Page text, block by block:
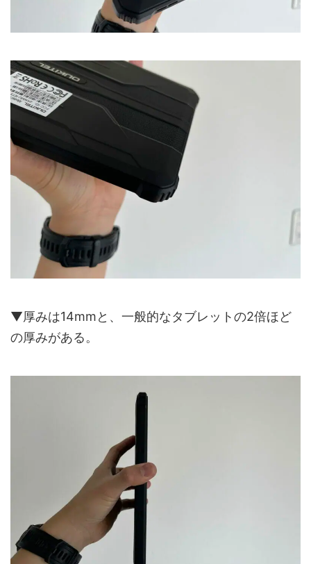
▼厚みは14mmと、一般的なタブレットの2倍ほど
の厚みがある。